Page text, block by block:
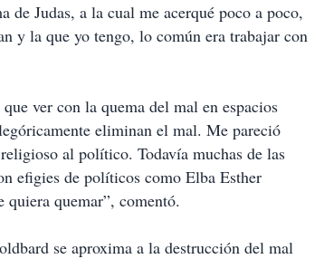
de Judas, a la cual me acerqué poco a poco,
y la que yo tengo, lo común era trabajar con
ver con la quema del mal en espacios
eliminan el mal. Me pareció
al político. Todavía muchas de las
efigies de políticos como Elba Esther
quemar”, comentó.
se aproxima a la destrucción del mal